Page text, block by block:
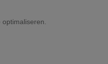
optimaliseren.